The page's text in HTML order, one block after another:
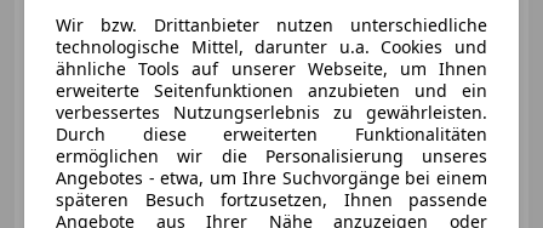
€ 99 000
04/2026 1 460 km Benzin 330 kW (449 PS)
Wir bzw. Drittanbieter nutzen unterschiedliche
technologische Mittel, darunter u.a. Cookies und
ähnliche Tools auf unserer Webseite, um Ihnen
erweiterte Seitenfunktionen anzubieten und ein
verbessertes Nutzungserlebnis zu gewährleisten.
Durch diese erweiterten Funktionalitäten
ermöglichen wir die Personalisierung unseres
Angebotes - etwa, um Ihre Suchvorgänge bei einem
späteren Besuch fortzusetzen, Ihnen passende
Angebote aus Ihrer Nähe anzuzeigen oder